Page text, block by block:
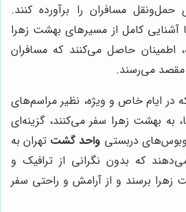
حمل‌ونقل مسافران را برآورده کنند.
آشنایی کامل از مسیرهای بهشت زهرا
اطمینان حاصل می‌کنند که مسافران
مقصد می‌رسند.
در ایام خاص و ویژه، نظیر مراسم‌های
به بهشت زهرا سفر می‌کنند، گزینه‌ای
دربستی واحد گشت تهران به
که بدون نگرانی از ترافیک و
زهرا برسند و از آرامش و راحتی سفر